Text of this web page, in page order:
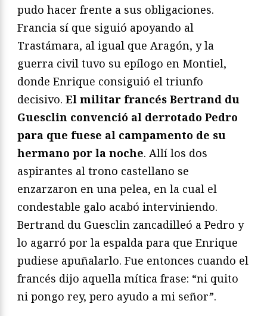
pudo hacer frente a sus obligaciones.
Francia sí que siguió apoyando al
Trastámara, al igual que Aragón, y la
guerra civil tuvo su epílogo en Montiel,
donde Enrique consiguió el triunfo
decisivo. El militar francés Bertrand du
Guesclin convenció al derrotado Pedro
para que fuese al campamento de su
hermano por la noche. Allí los dos
aspirantes al trono castellano se
enzarzaron en una pelea, en la cual el
condestable galo acabó interviniendo.
Bertrand du Guesclin zancadilleó a Pedro y
lo agarró por la espalda para que Enrique
pudiese apuñalarlo. Fue entonces cuando el
francés dijo aquella mítica frase: “ni quito
ni pongo rey, pero ayudo a mi señor”.